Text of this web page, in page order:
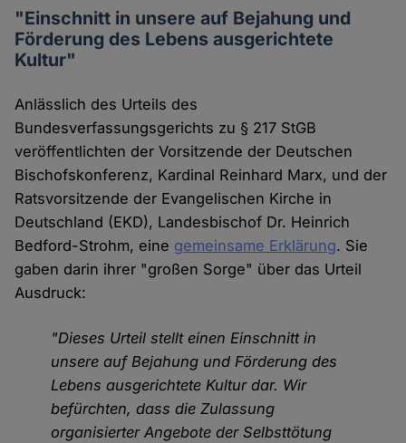
"Einschnitt in unsere auf Bejahung und
Förderung des Lebens ausgerichtete
Kultur"
Anlässlich des Urteils des
Bundesverfassungsgerichts zu § 217 StGB
veröffentlichten der Vorsitzende der Deutschen
Bischofskonferenz, Kardinal Reinhard Marx, und der
Ratsvorsitzende der Evangelischen Kirche in
Deutschland (EKD), Landesbischof Dr. Heinrich
Bedford-Strohm, eine gemeinsame Erklärung. Sie
gaben darin ihrer "großen Sorge" über das Urteil
Ausdruck:
"Dieses Urteil stellt einen Einschnitt in
unsere auf Bejahung und Förderung des
Lebens ausgerichtete Kultur dar. Wir
befürchten, dass die Zulassung
organisierter Angebote der Selbsttötung